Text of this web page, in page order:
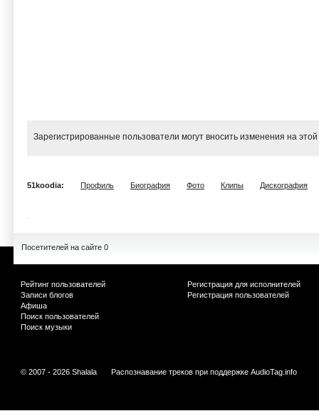
Зарегистрированные пользователи могут вносить изменения на
51koodia: Профиль Биография Фото Клипы Дискография
Посетителей на сайте 0
Рейтинг пользователей
Записи блогов
Афиша
Поиск пользователей
Поиск музыки
Регистрация для исполнителей
Регистрация пользователей
© 2007 - 2026 Shalala Распознавание треков при поддержке AudioTag.info